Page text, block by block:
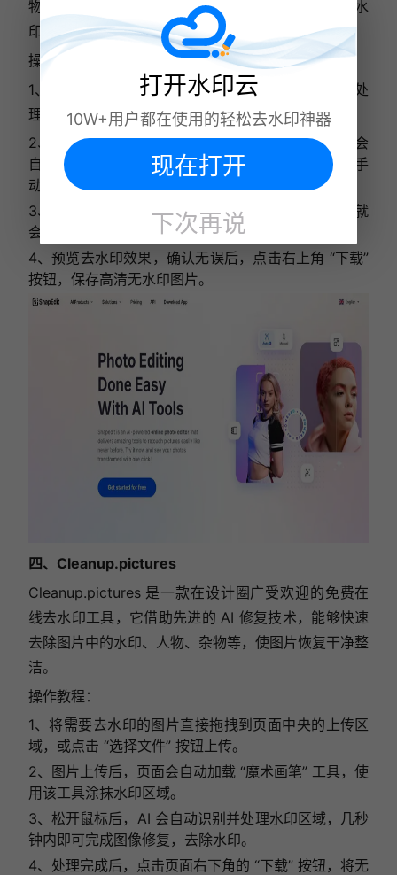
物、杂物等元素。其 AI 自动识别技术能精准定位水
印，高效完成去除工作。
操作教程：
1、打开软件，点击首页的 “上传图片” 按钮，选择要处
理的带水印图片。
2、
进入编辑界面后，点击 “AI 去水印” 模式，软件会
自动检测图片中的水印。若 AI 未识别完全，可使用手
动刷子工具标记水印区域。
3、
标记完成后，点击 “去除” 按钮，等待几秒，水印就
会自动消失。
4、预览去水印效果，确认无误后，点击右上角 “下载”
按钮，保存高清无水印图片。
四、Cleanup.pictures
Cleanup.pictures 是一款在设计圈广受欢迎的免费在
线去水印工具，它借助先进的 AI 修复技术，能够快速
去除图片中的水印、人物、杂物等，使图片恢复干净整
洁。
操作教程：
1、将需要去水印的图片直接拖拽到页面中央的上传区
域，或点击 “选择文件” 按钮上传。
2、图片上传后，页面会自动加载 “魔术画笔” 工具，使
用该工具涂抹水印区域。
3、松开鼠标后，AI 会自动识别并处理水印区域，几秒
钟内即可完成图像修复，去除水印。
4、处理完成后，点击页面右下角的 “下载” 按钮，将无
打开水印云
10W+用户都在使用的轻松去水印神器
现在打开
下次再说